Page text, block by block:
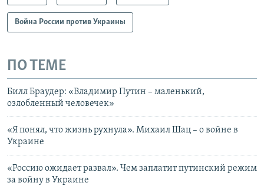
Война России против Украины
ПО ТЕМЕ
Билл Браудер: «Владимир Путин – маленький,
озлобленный человечек»
«Я понял, что жизнь рухнула». Михаил Шац – о войне в
Украине
«Россию ожидает развал». Чем заплатит путинский режим
за войну в Украине